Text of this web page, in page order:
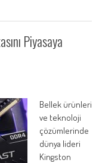
Piyasaya
Bellek ürünleri
ve teknoloji
çözümlerinde
dünya lideri
Kingston